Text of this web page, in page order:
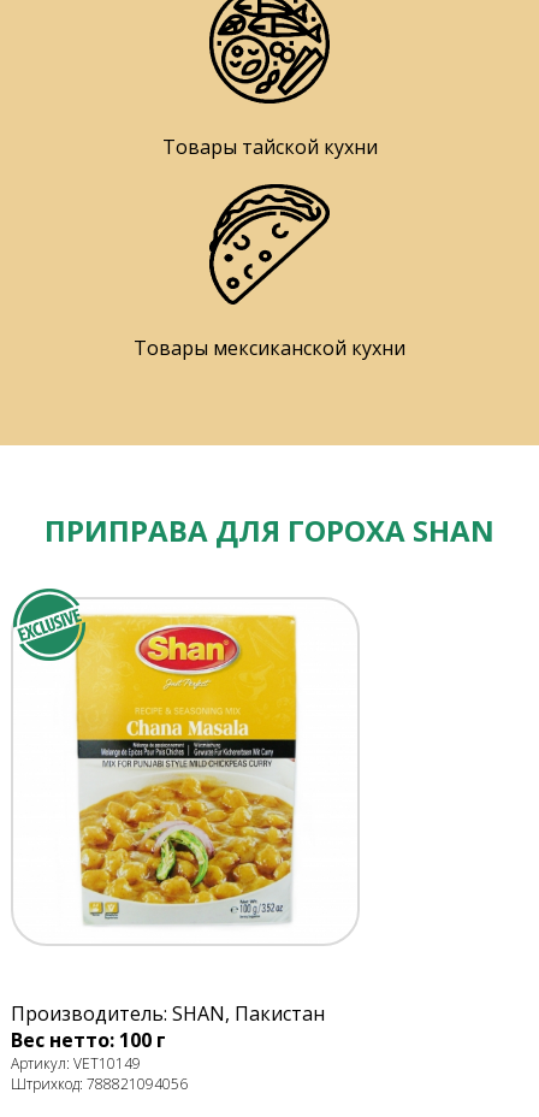
Товары тайской кухни
Товары мексиканской кухни
ПРИПРАВА ДЛЯ ГОРОХА SHAN
Производитель: SHAN, Пакистан
Вес нетто: 100 г
Артикул: VET10149
Штрихкод: 788821094056